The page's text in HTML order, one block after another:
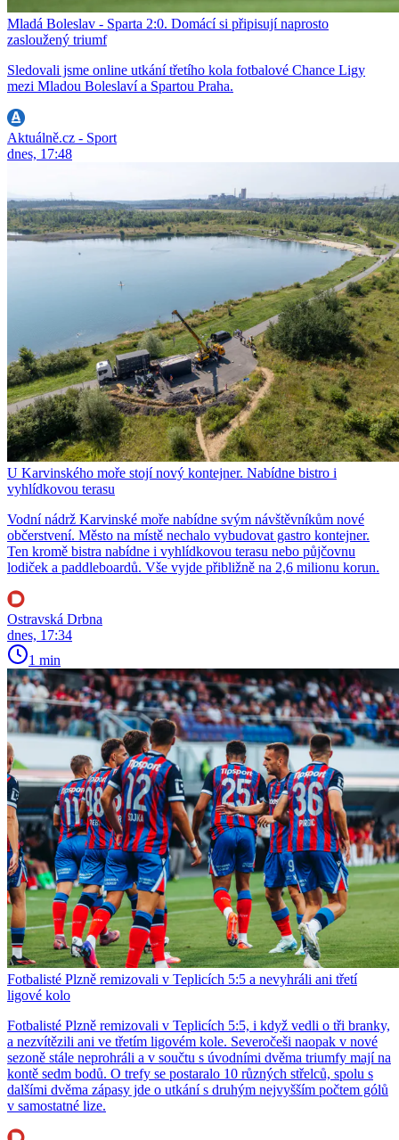
Mladá Boleslav - Sparta 2:0. Domácí si připisují naprosto
zasloužený triumf
Sledovali jsme online utkání třetího kola fotbalové Chance Ligy
mezi Mladou Boleslaví a Spartou Praha.
Aktuálně.cz - Sport
dnes, 17:48
U Karvinského moře stojí nový kontejner. Nabídne bistro i
vyhlídkovou terasu
Vodní nádrž Karvinské moře nabídne svým návštěvníkům nové
občerstvení. Město na místě nechalo vybudovat gastro kontejner.
Ten kromě bistra nabídne i vyhlídkovou terasu nebo půjčovnu
lodiček a paddleboardů. Vše vyjde přibližně na 2,6 milionu korun.
Ostravská Drbna
dnes, 17:34
1 min
Fotbalisté Plzně remizovali v Teplicích 5:5 a nevyhráli ani třetí
ligové kolo
Fotbalisté Plzně remizovali v Teplicích 5:5, i když vedli o tři branky,
a nezvítězili ani ve třetím ligovém kole. Severočeši naopak v nové
sezoně stále neprohráli a v součtu s úvodními dvěma triumfy mají na
kontě sedm bodů. O trefy se postaralo 10 různých střelců, spolu s
dalšími dvěma zápasy jde o utkání s druhým nejvyšším počtem gólů
v samostatné lize.